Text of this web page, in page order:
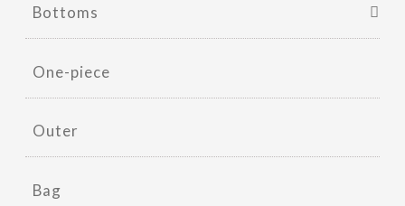
Bottoms
One-piece
Outer
Bag